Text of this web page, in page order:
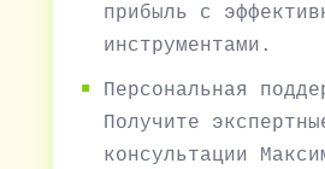
прибыль с
инструментами.
Персональная
Получите
консультации